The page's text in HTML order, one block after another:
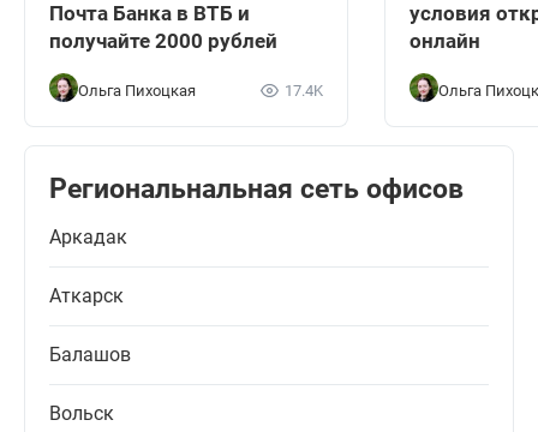
Почта Банка в ВТБ и
получайте 2000 рублей
Ольга Пихоцкая 17.4K
условия
онлайн
Ольга
Региональнальная сеть офисов
Аркадак
Аткарск
Балашов
Вольск